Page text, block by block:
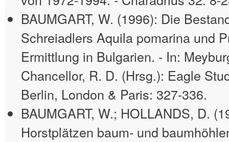
BAUMGART, W. (1996): Die
Schreiadlers Aquila pomarina und
Ermittlung in Bulgarien. - In:
Chancellor, R. D. (Hrsg.): Eagle
Berlin, London & Paris: 327-336.
BAUMGART, W.; HOLLANDS, D.
Horstplätzen baum- und